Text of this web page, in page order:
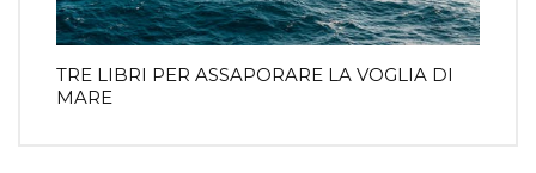
TRE LIBRI PER ASSAPORARE LA VOGLIA DI
MARE